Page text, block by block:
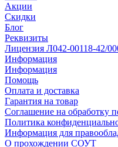
Акции
Скидки
Блог
Реквизиты
Лицензия Л042-00118-42/
Информация
Информация
Помощь
Оплата и доставка
Гарантия на товар
Соглашение на обработку
Политика
Информация для
О прохождении СОУТ